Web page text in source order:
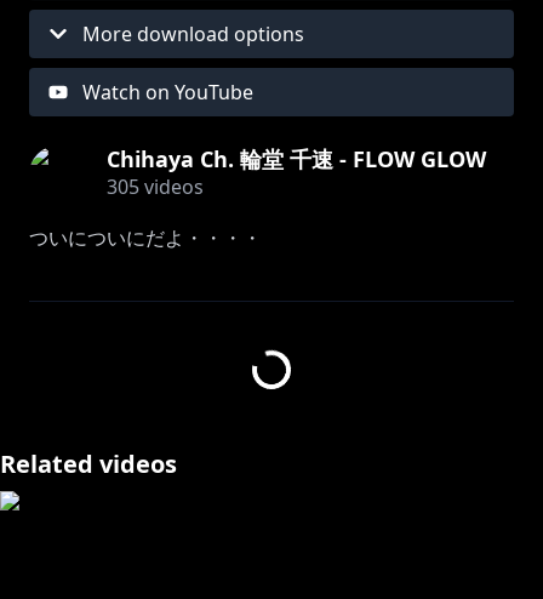
More download options
Watch on YouTube
Chihaya Ch. 輪堂 千速 - FLOW GLOW
305videos
ついについにだよ・・・・
本ゲームは Mojang に確認を得た上、Terms and
) に基づいて配信・収益化を行なっております
制作者：EminGT
Related videos